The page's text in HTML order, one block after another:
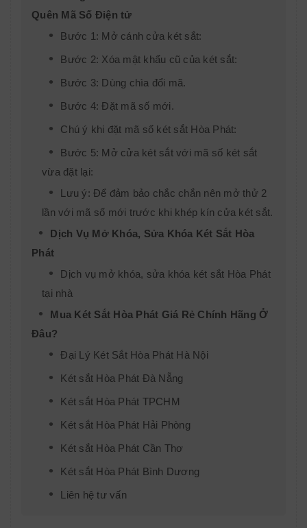
Quên Mã Số Điện tử
Bước 1: Mở cánh cửa két sắt:
Bước 2: Xóa mật khẩu cũ của két sắt:
Bước 3: Dùng chìa đổi mã.
Bước 4: Đặt mã số mới.
Chú ý khi đặt mã số két sắt Hòa Phát:
Bước 5: Mở cửa két sắt với mã số két sắt
vừa đặt lại:
Lưu ý: Để đảm bảo chắc chắn nên mở thử 2
lần với mã số mới trước khi khép kín cửa két sắt.
Dịch Vụ Mở Khóa, Sửa Khóa Két Sắt Hòa
Phát
Dịch vụ mở khóa, sửa khóa két sắt Hòa Phát
tại nhà
Mua Két Sắt Hòa Phát Giá Rẻ Chính Hãng Ở
Đâu?
Đại Lý Két Sắt Hòa Phát Hà Nội
Két sắt Hòa Phát Đà Nẵng
Két sắt Hòa Phát TPCHM
Két sắt Hòa Phát Hải Phòng
Két sắt Hòa Phát Cần Thơ
Két sắt Hòa Phát Bình Dương
Liên hệ tư vấn